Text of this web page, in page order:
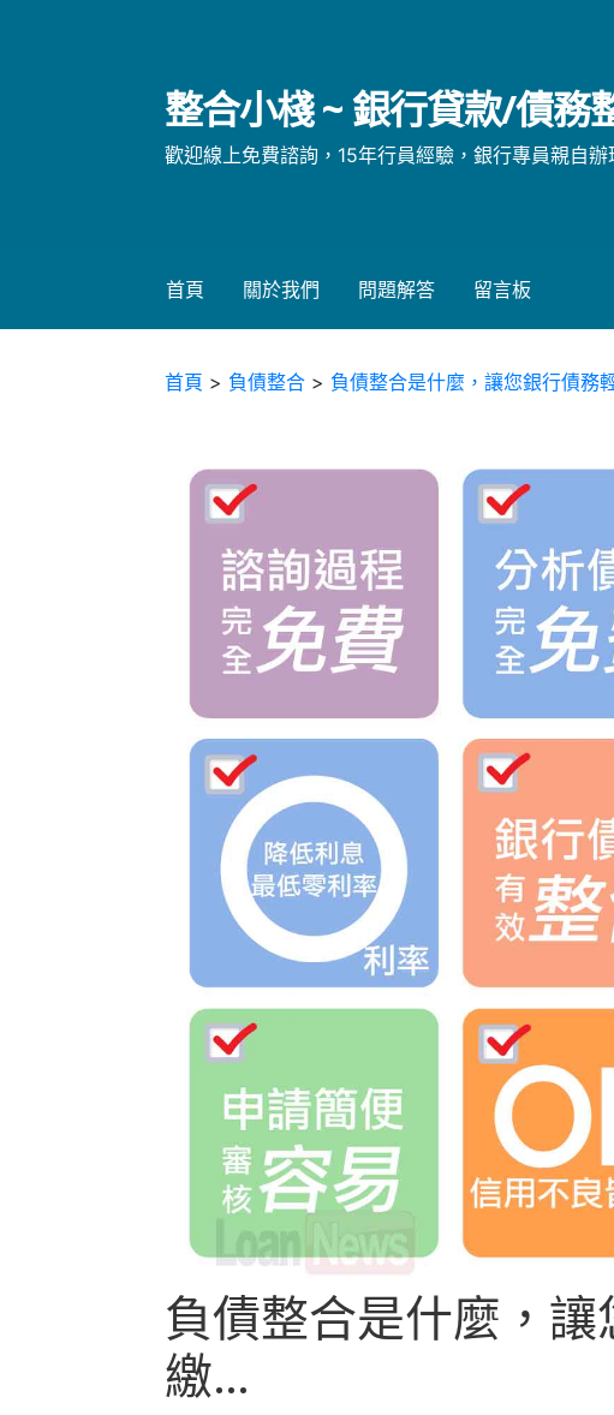
整合小棧 ~ 銀行貸款/債務
歡迎線上免費諮詢，15年行員經驗，銀行專員親自
首頁 關於我們 問題解答 留言板
首頁 > 負債整合 > 負債整合是什麼，讓您銀行債務
負債整合是什麼，
繳…